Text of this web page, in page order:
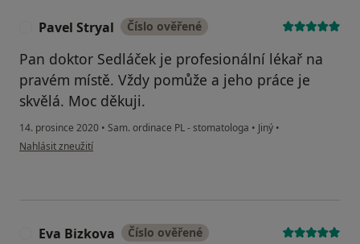
Pavel Stryal Číslo ověřené
Pan doktor Sedláček je profesionální lékař na
pravém místě. Vždy pomůže a jeho práce je
skvělá. Moc děkuji.
14. prosince 2020 • Sam. ordinace PL - stomatologa • Jiný •
podle názoru uživatele Pavel Stryal
Nahlásit zneužití
Eva Bizkova Číslo ověřené